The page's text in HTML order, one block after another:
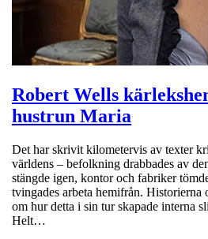
Robert Wells
hustrun Maria
Det har skrivit kilometervis av texter
världens – befolkning drabbades av
stängde igen, kontor och fabriker
tvingades arbeta hemifrån. Historierna
om hur detta i sin tur skapade interna
Helt…